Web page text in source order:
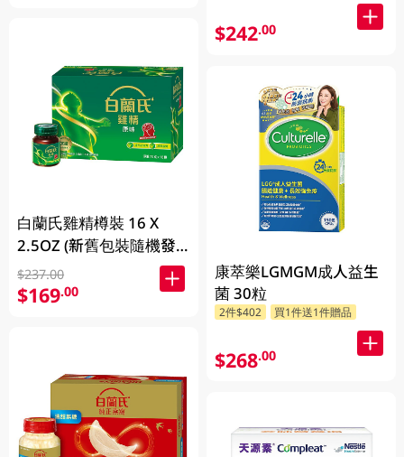
白蘭氏雞精樽裝 16 X
2.5OZ (新舊包裝隨機發
放)
$237.00
$169.00
$242.00
康萃樂LGMGM成人益生
菌 30粒
2件$402 買1件送1件贈品
$268.00